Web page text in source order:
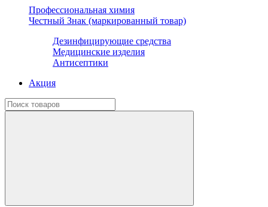
Профессиональная химия
Честный Знак (маркированный товар)
Дезинфицирующие средства
Медицинские изделия
Антисептики
Акция